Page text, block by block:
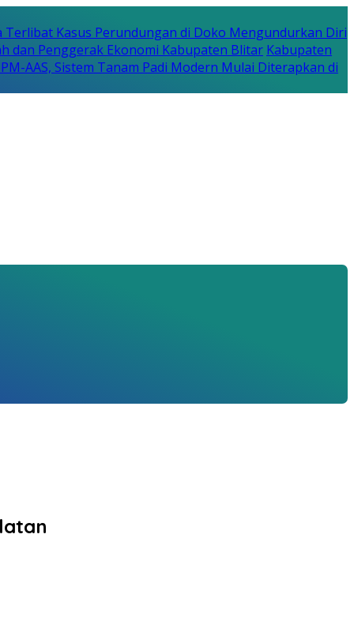
Terlibat Kasus Perundungan di Doko Mengundurkan Diri
dan Penggerak Ekonomi Kabupaten Blitar Kabupaten
AAS, Sistem Tanam Padi Modern Mulai Diterapkan di